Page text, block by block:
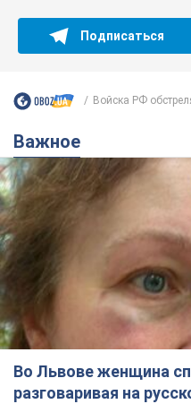
Подписаться
Войска РФ
Важное
Во Львове женщина
разговаривая на